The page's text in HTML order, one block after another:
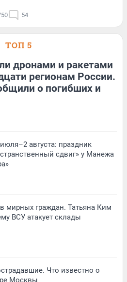
54
ТОП 5
дронами и ракетами
регионам России.
о погибших и
августа: праздник
сдвиг» у Манежа
мирных граждан. Татьяна Ким
ВСУ атакует склады
Что известно о
Москвы